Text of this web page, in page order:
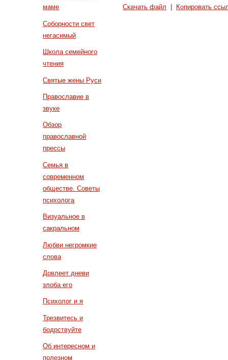
маме
Соборности свет
негасимый
Школа семейного
чтения
Святые жены Руси
Православие в
звуке
Обзор
православной
прессы
Семья в
современном
обществе. Советы
психолога
Визуальное в
сакральном
Любви негромкие
слова
Довлеет дневи
злоба его
Психолог и я
Трезвитесь и
бодрствуйте
Об интересном и
полезном
Скачать файл Копировать